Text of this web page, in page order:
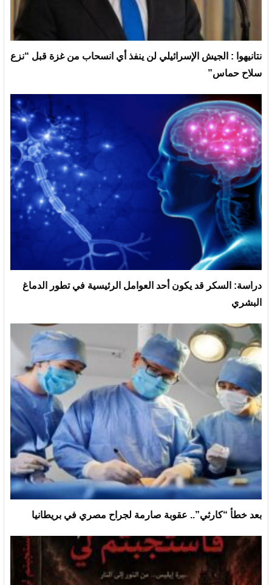
نتانيهوا : الجيش الإسرائيلي لن ينفذ أي انسحاب من غزة قبل “نزع
سلاح حماس”
دراسة: السكر قد يكون أحد العوامل الرئيسية في تطور الدماغ
البشري
بعد خطأ “كارثي”.. عقوبة صارمة لجراح مصري في بريطانيا